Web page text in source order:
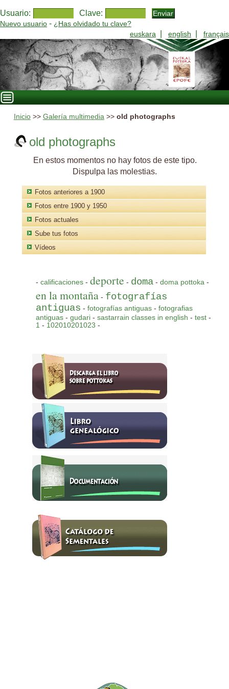
Usuario: Clave:
Nuevo usuario - ¿Has olvidado tu clave?
euskara
english français
Inicio>> Galería multimedia>> old photographs
old photographs
En estos momentos no hay fotos de este tipo.
Dispulpa las molestias.
Fotos anteriores a 1900
Fotos entre 1900 y 1950
Fotos actuales
Sube tus fotos
Vídeos
- calificaciones- deporte - doma- doma pottoka-
en la montaña- fotografías
antiguas - fotografías antiguas- fotografias
antiguas- gudari- sastarrain classes in english - test-
1 - 102010201023 -